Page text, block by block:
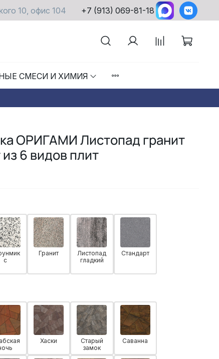
10, офис 104 +7 (913) 069-81-18
СМЕСИ И ХИМИЯ
ОРИГАМИ Листопад гранит
6 видов плит
с
Гранит
Листопад
гладкий
Стандарт
Хаски
Старый
замок
Саванна